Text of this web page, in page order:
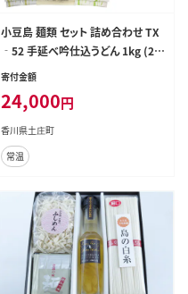
小豆島 麺類 セット 詰め合わせ TX
‐52 手延べ吟仕込うどん 1kg (200
g×5袋) 手延べ黒胡麻うどん 800g
ん 300g 化粧箱入り うどん 黒胡麻う
どん 黒ゴマ にゅうめん 素麺 乾麺 麺
麺類 食品 香川 香川県 土庄町
寄付金額
24,000円
香川県土庄町
常温